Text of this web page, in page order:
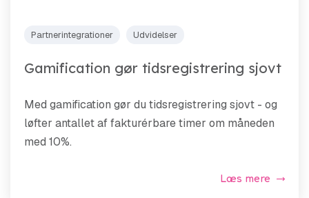
Partnerintegrationer Udvidelser
Gamification gør tidsregistrering sjovt
Med gamification gør du tidsregistrering sjovt - og
løfter antallet af fakturérbare timer om måneden
med 10%.
Læs mere